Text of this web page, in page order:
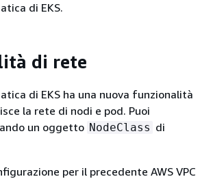
di EKS.
di rete
di EKS ha una nuova funzionalità
la rete di nodi e pod. Puoi
un oggetto NodeClass di
per il precedente AWS VPC